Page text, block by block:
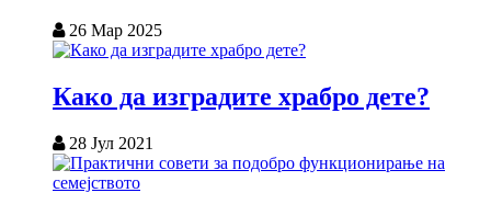
26 Мар 2025
Како да изградите храбро дете?
28 Јул 2021